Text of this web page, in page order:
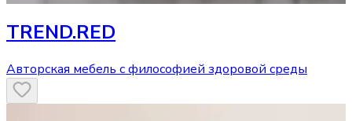
TREND.RED
Авторская мебель с философией здоровой среды